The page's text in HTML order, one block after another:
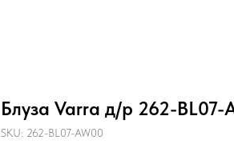
Блуза Varra д/р 262-BL07-
SKU: 262-BL07-AW00